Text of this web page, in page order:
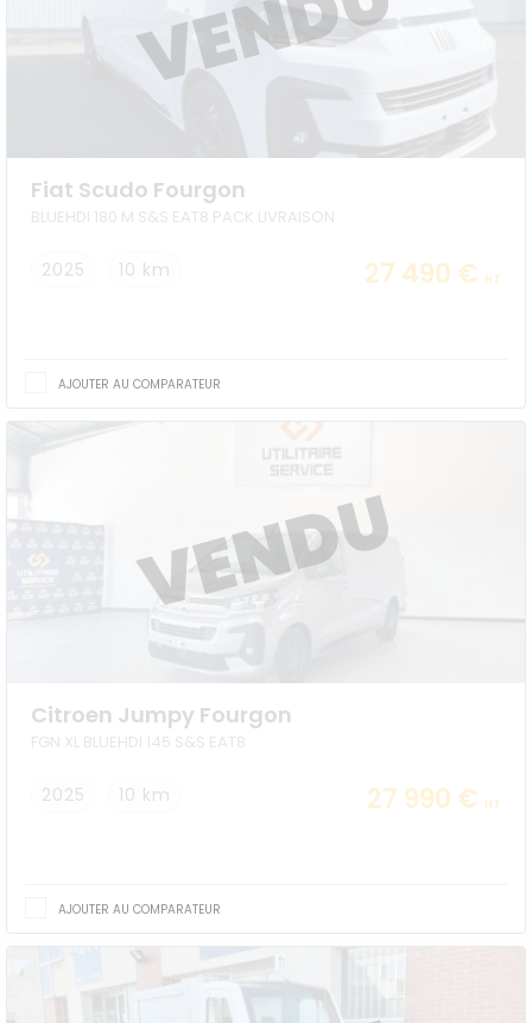
Fiat Scudo Fourgon
BLUEHDI 180 M S&S EAT8 PACK LIVRAISON
2025 10 km 27 490 € HT
AJOUTER AU COMPARATEUR
Citroen Jumpy Fourgon
FGN XL BLUEHDI 145 S&S EAT8
2025 10 km 27 990 € HT
AJOUTER AU COMPARATEUR